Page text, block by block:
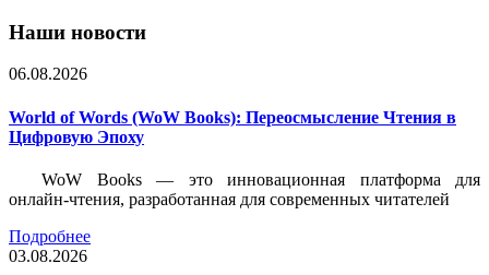
Наши новости
06.08.2026
World of Words (WoW Books): Переосмысление Чтения в
Цифровую Эпоху
WoW Books — это инновационная платформа для
онлайн-чтения, разработанная для современных читателей
Подробнее
03.08.2026